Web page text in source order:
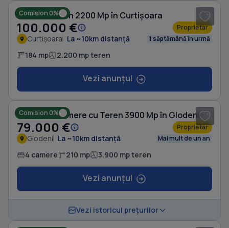
Comision 0%
Casă cu Teren 2200 Mp în Curtișoara
100.000 € Proprietar
Curtișoara La ~10km distanță 1 săptămână în urmă
184 mp 2.200 mp teren
Vezi anunțul
Comision 0%
Casă cu 4 camere cu Teren 3900 Mp în Glodeni
79.000 € Proprietar
Glodeni La ~10km distanță Mai mult de un an
4 camere 210 mp 3.900 mp teren
Vezi anunțul
Vezi istoricul prețurilor